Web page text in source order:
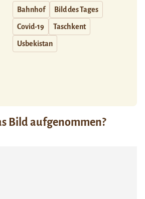
Bahnhof Bild des Tages
Covid-19 Taschkent
Usbekistan
Bild aufgenommen?